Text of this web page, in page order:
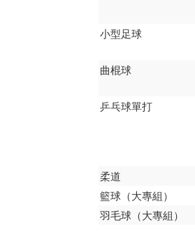
小型足球
曲棍球
乒乓球單打
柔道
籃球（大專組）
羽毛球（大專組）